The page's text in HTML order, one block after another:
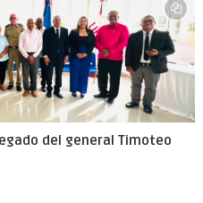
del general Timoteo